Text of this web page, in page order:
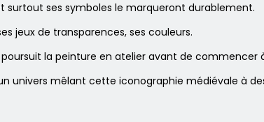
surtout ses symboles le marqueront durablement.
jeux de transparences, ses couleurs.
poursuit la peinture en atelier avant de
univers mêlant cette iconographie médiévale à